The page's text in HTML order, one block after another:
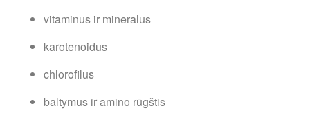
vitaminus ir mineralus
karotenoidus
chlorofilus
baltymus ir amino rūgštis